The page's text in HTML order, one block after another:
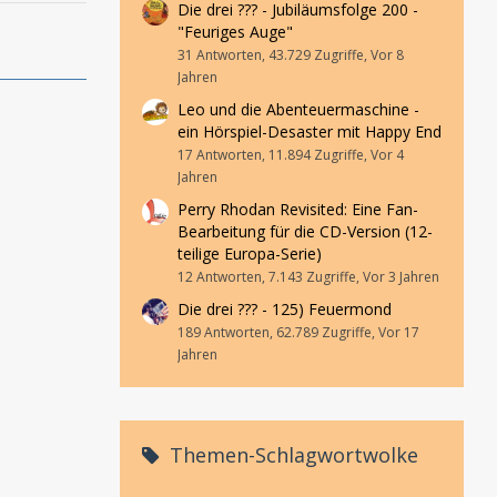
Die drei ??? - Jubiläumsfolge 200 -
"Feuriges Auge"
31 Antworten, 43.729 Zugriffe, Vor 8
Jahren
Leo und die Abenteuermaschine -
ein Hörspiel-Desaster mit Happy End
17 Antworten, 11.894 Zugriffe, Vor 4
Jahren
Perry Rhodan Revisited: Eine Fan-
Bearbeitung für die CD-Version (12-
teilige Europa-Serie)
12 Antworten, 7.143 Zugriffe, Vor 3 Jahren
Die drei ??? - 125) Feuermond
189 Antworten, 62.789 Zugriffe, Vor 17
Jahren
Themen-Schlagwortwolke